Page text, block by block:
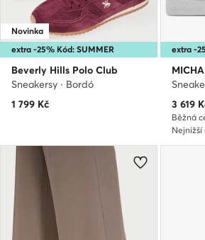
extra -25% Kód: SUMMER
Novinka
Beverly Hills Polo Club
Sneakersy · Bordó
1 799 Kč
extra -
3 619
Běžná
Nejnižší